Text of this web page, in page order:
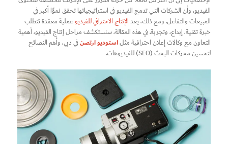
الفيديو، وأن الشركات التي تدمج الفيديو في استراتيجياتها تحقق نموًا أكبر في
المبيعات والتفاعل. ومع ذلك، يعدالإنتاج الاحترافي للفيديوعملية معقدة تتطلب
خبرة تقنية، إبداع، وتجربة. في هذه المقالة، سنستكشف مراحل إنتاج الفيديو، أهمية
التعاون مع وكالات إعلان احترافية مثلاستوديو ارتصنفي دبي، وأهم النصائح
لتحسين محركات البحث (SEO) للفيديوهات.